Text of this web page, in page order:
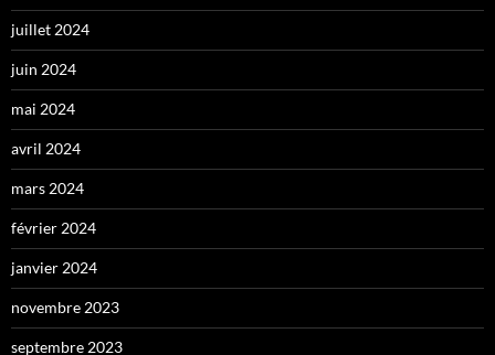
juillet 2024
juin 2024
mai 2024
avril 2024
mars 2024
février 2024
janvier 2024
novembre 2023
septembre 2023